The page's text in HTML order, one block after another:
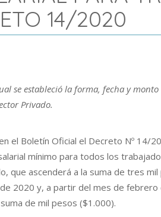
14/2020
se estableció la forma, fecha y monto
Privado.
el Boletín Oficial el Decreto Nº 14/
mínimo para todos los
que ascenderá a la suma de tres
2020 y, a partir del mes de febrero
de mil pesos ($1.000).